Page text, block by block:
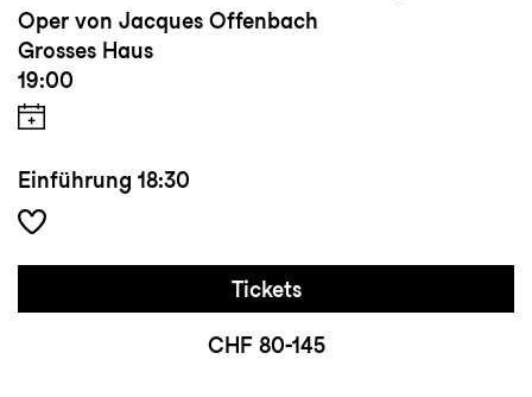
Oper von Jacques Offenbach
Grosses Haus
19:00
Einführung 18:30
Tickets
CHF 80-145